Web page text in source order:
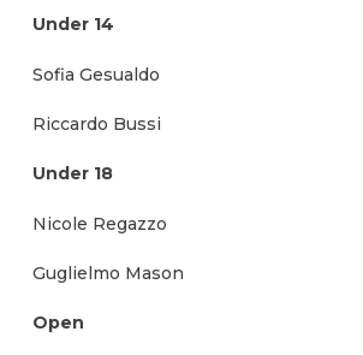
Under 14
Sofia Gesualdo
Riccardo Bussi
Under 18
Nicole Regazzo
Guglielmo Mason
Open